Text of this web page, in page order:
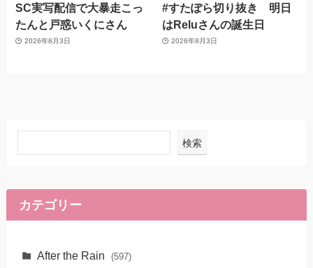
SC実写配信で大暴走こっ
たんと戸惑いくにさん
2026年8月3日
#すたぽら切り抜き 明日
はReluさんの誕生日
2026年8月3日
検索
カテゴリー
After the Rain (597)